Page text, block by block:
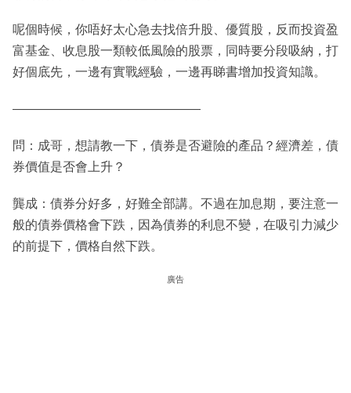
呢個時候，你唔好太心急去找倍升股、優質股，反而投資盈
富基金、收息股一類較低風險的股票，同時要分段吸納，打
好個底先，一邊有實戰經驗，一邊再睇書增加投資知識。
———————————————
問：成哥，想請教一下，債券是否避險的產品？經濟差，債
券價值是否會上升？
龔成：債券分好多，好難全部講。不過在加息期，要注意一
般的債券價格會下跌，因為債券的利息不變，在吸引力減少
的前提下，價格自然下跌。
廣告